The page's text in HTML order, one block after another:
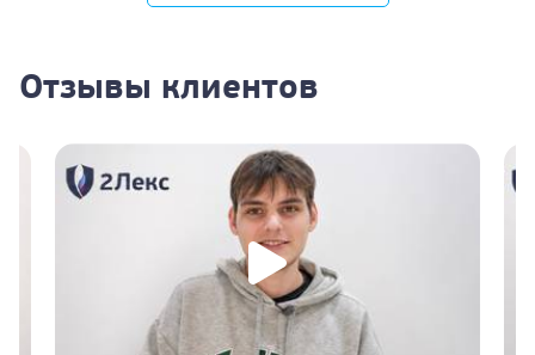
Отзывы клиентов